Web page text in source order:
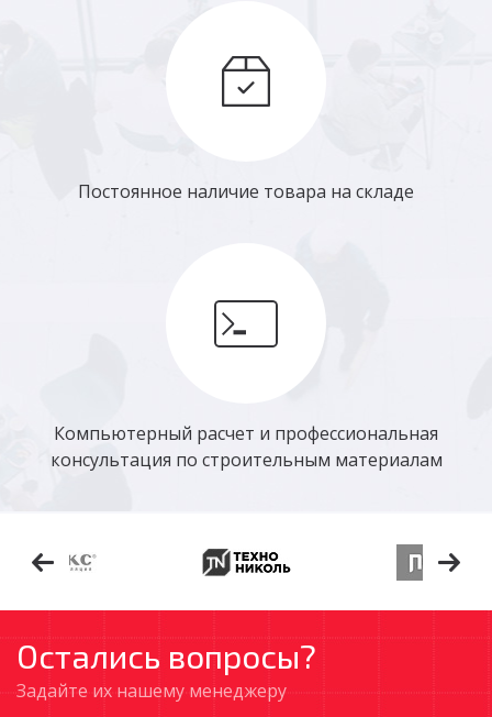
Постоянное наличие товара на складе
Компьютерный расчет и профессиональная
консультация по строительным материалам
Остались вопросы?
Задайте их нашему менеджеру